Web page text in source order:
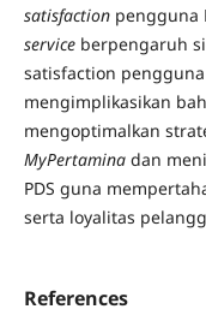
satisfactionpengguna
serviceberpengaruh
satisfaction pengguna
mengimplikasikan
mengoptimalkan
MyPertaminadan
PDS guna
serta loyalitas
References